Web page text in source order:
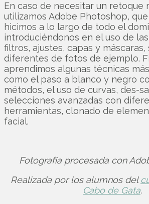
En caso de necesitar un retoque
utilizamos Adobe Photoshop,
hicimos a lo largo de todo el
introduciéndonos en el uso de
filtros, ajustes, capas y
diferentes de fotos de ejemplo.
aprendimos algunas técnicas
como el paso a blanco y negro
métodos, el uso de curvas, des-
selecciones avanzadas con
herramientas, clonado de
facial.
Fotografía procesada con
Realizada por los alumnos del
Cabo de Gata.